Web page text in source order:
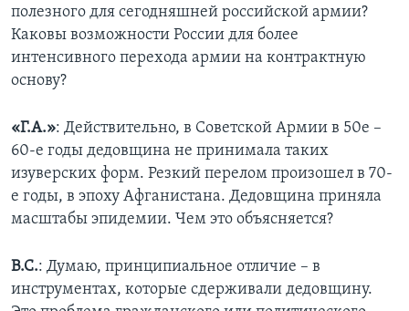
полезного для сегодняшней российской армии?
Каковы возможности России для более
интенсивного перехода армии на контрактную
основу?
«Г.А.»: Действительно, в Советской Армии в 50е –
60-е годы дедовщина не принимала таких
изуверских форм. Резкий перелом произошел в 70-
е годы, в эпоху Афганистана. Дедовщина приняла
масштабы эпидемии. Чем это объясняется?
В.С.: Думаю, принципиальное отличие – в
инструментах, которые сдерживали дедовщину.